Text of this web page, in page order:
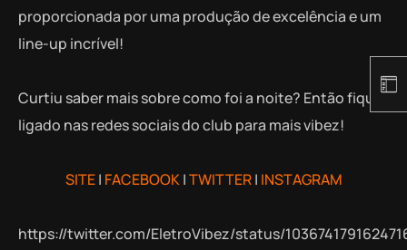
proporcionada por uma produção de excelência e um
line-up incrível!
Curtiu saber mais sobre como foi a noite? Então fique
ligado nas redes sociais do club para mais vibez!
SITE| FACEBOOK|TWITTER| INSTAGRAM
https://twitter.com/EletroVibez/status/